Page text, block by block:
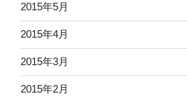
2015年5月
2015年4月
2015年3月
2015年2月